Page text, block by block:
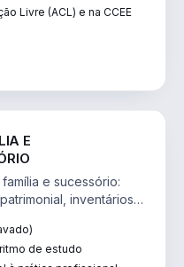
Livre (ACL) e na CCEE
E
e sucessório:
inventários
de estudo